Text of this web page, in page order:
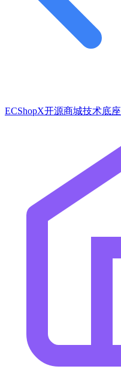
ECShopX开源商城技术底座